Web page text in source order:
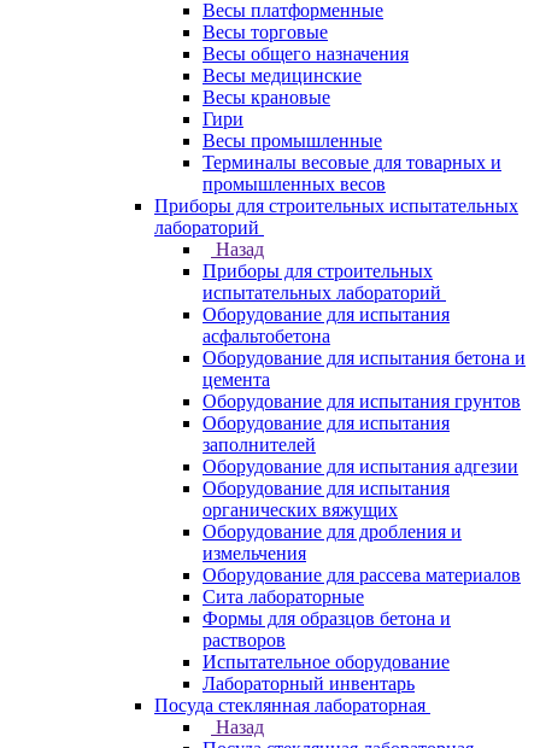
Весы платформенные
Весы торговые
Весы общего назначения
Весы медицинские
Весы крановые
Гири
Весы промышленные
Терминалы весовые для товарных и
промышленных весов
Приборы для строительных испытательных
лабораторий
Назад
Приборы для строительных
испытательных лабораторий
Оборудование для испытания
асфальтобетона
Оборудование для испытания бетона и
цемента
Оборудование для испытания грунтов
Оборудование для испытания
заполнителей
Оборудование для испытания адгезии
Оборудование для испытания
органических вяжущих
Оборудование для дробления и
измельчения
Оборудование для рассева материалов
Сита лабораторные
Формы для образцов бетона и
растворов
Испытательное оборудование
Лабораторный инвентарь
Посуда стеклянная лабораторная
Назад